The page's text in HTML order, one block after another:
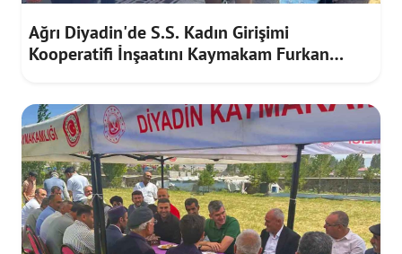
Ağrı Diyadin'de S.S. Kadın Girişimi
Kooperatifi İnşaatını Kaymakam Furkan